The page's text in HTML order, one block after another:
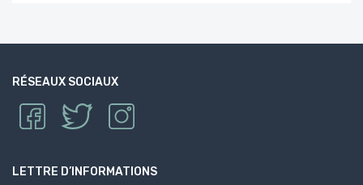
RÉSEAUX SOCIAUX
LETTRE D’INFORMATIONS